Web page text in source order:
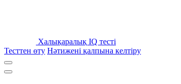
Халықаралық IQ тесті
Тесттен өту Нәтижені қалпына келтіру